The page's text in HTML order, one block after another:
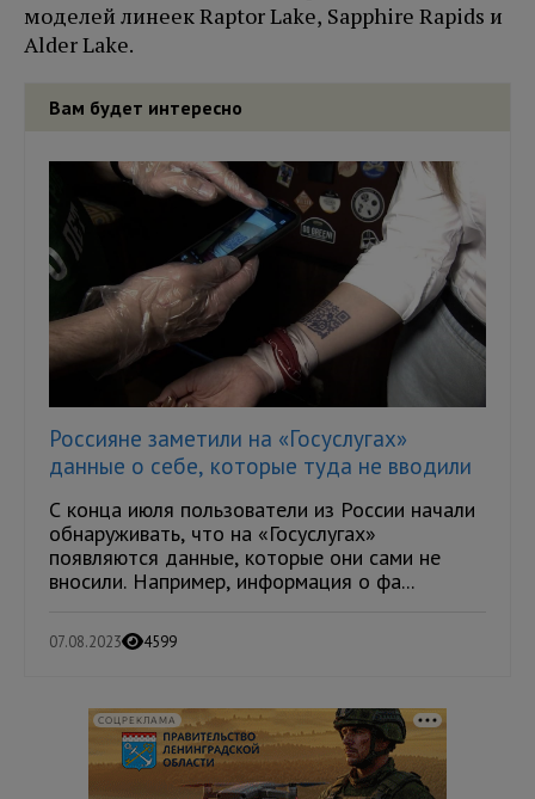
моделей линеек Raptor Lake, Sapphire Rapids и
Alder Lake.
Вам будет интересно
Россияне заметили на «Госуслугах»
данные о себе, которые туда не вводили
С конца июля пользователи из России начали
обнаруживать, что на «Госуслугах»
появляются данные, которые они сами не
вносили. Например, информация о фа...
07.08.2023 4599
СОЦРЕКЛАМА